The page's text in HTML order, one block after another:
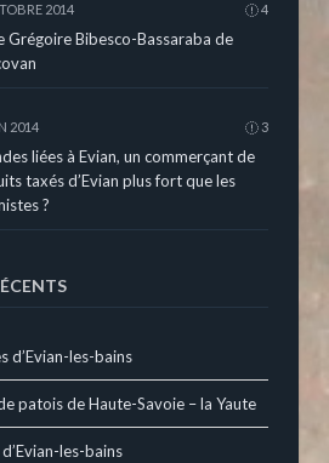
2014 4
Grégoire Bibesco-Bassaraba de
2014 3
liées à Evian, un commerçant de
taxés d’Evian plus fort que les
?
d’Evian-les-bains
patois de Haute-Savoie – la Yaute
les-bains